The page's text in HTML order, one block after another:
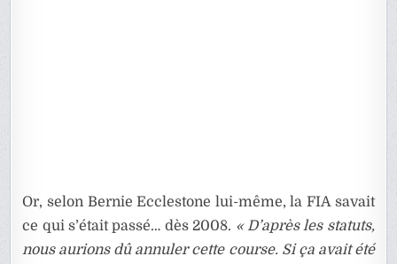
Or, selon Bernie Ecclestone lui-même, la FIA savait
ce qui s’était passé… dès 2008. « D’après les statuts,
nous aurions dû annuler cette course. Si ça avait été